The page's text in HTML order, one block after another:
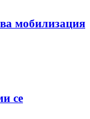
мобилизация
се